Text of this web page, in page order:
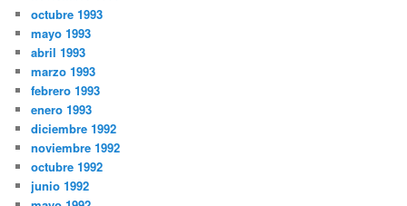
octubre 1993
mayo 1993
abril 1993
marzo 1993
febrero 1993
enero 1993
diciembre 1992
noviembre 1992
octubre 1992
junio 1992